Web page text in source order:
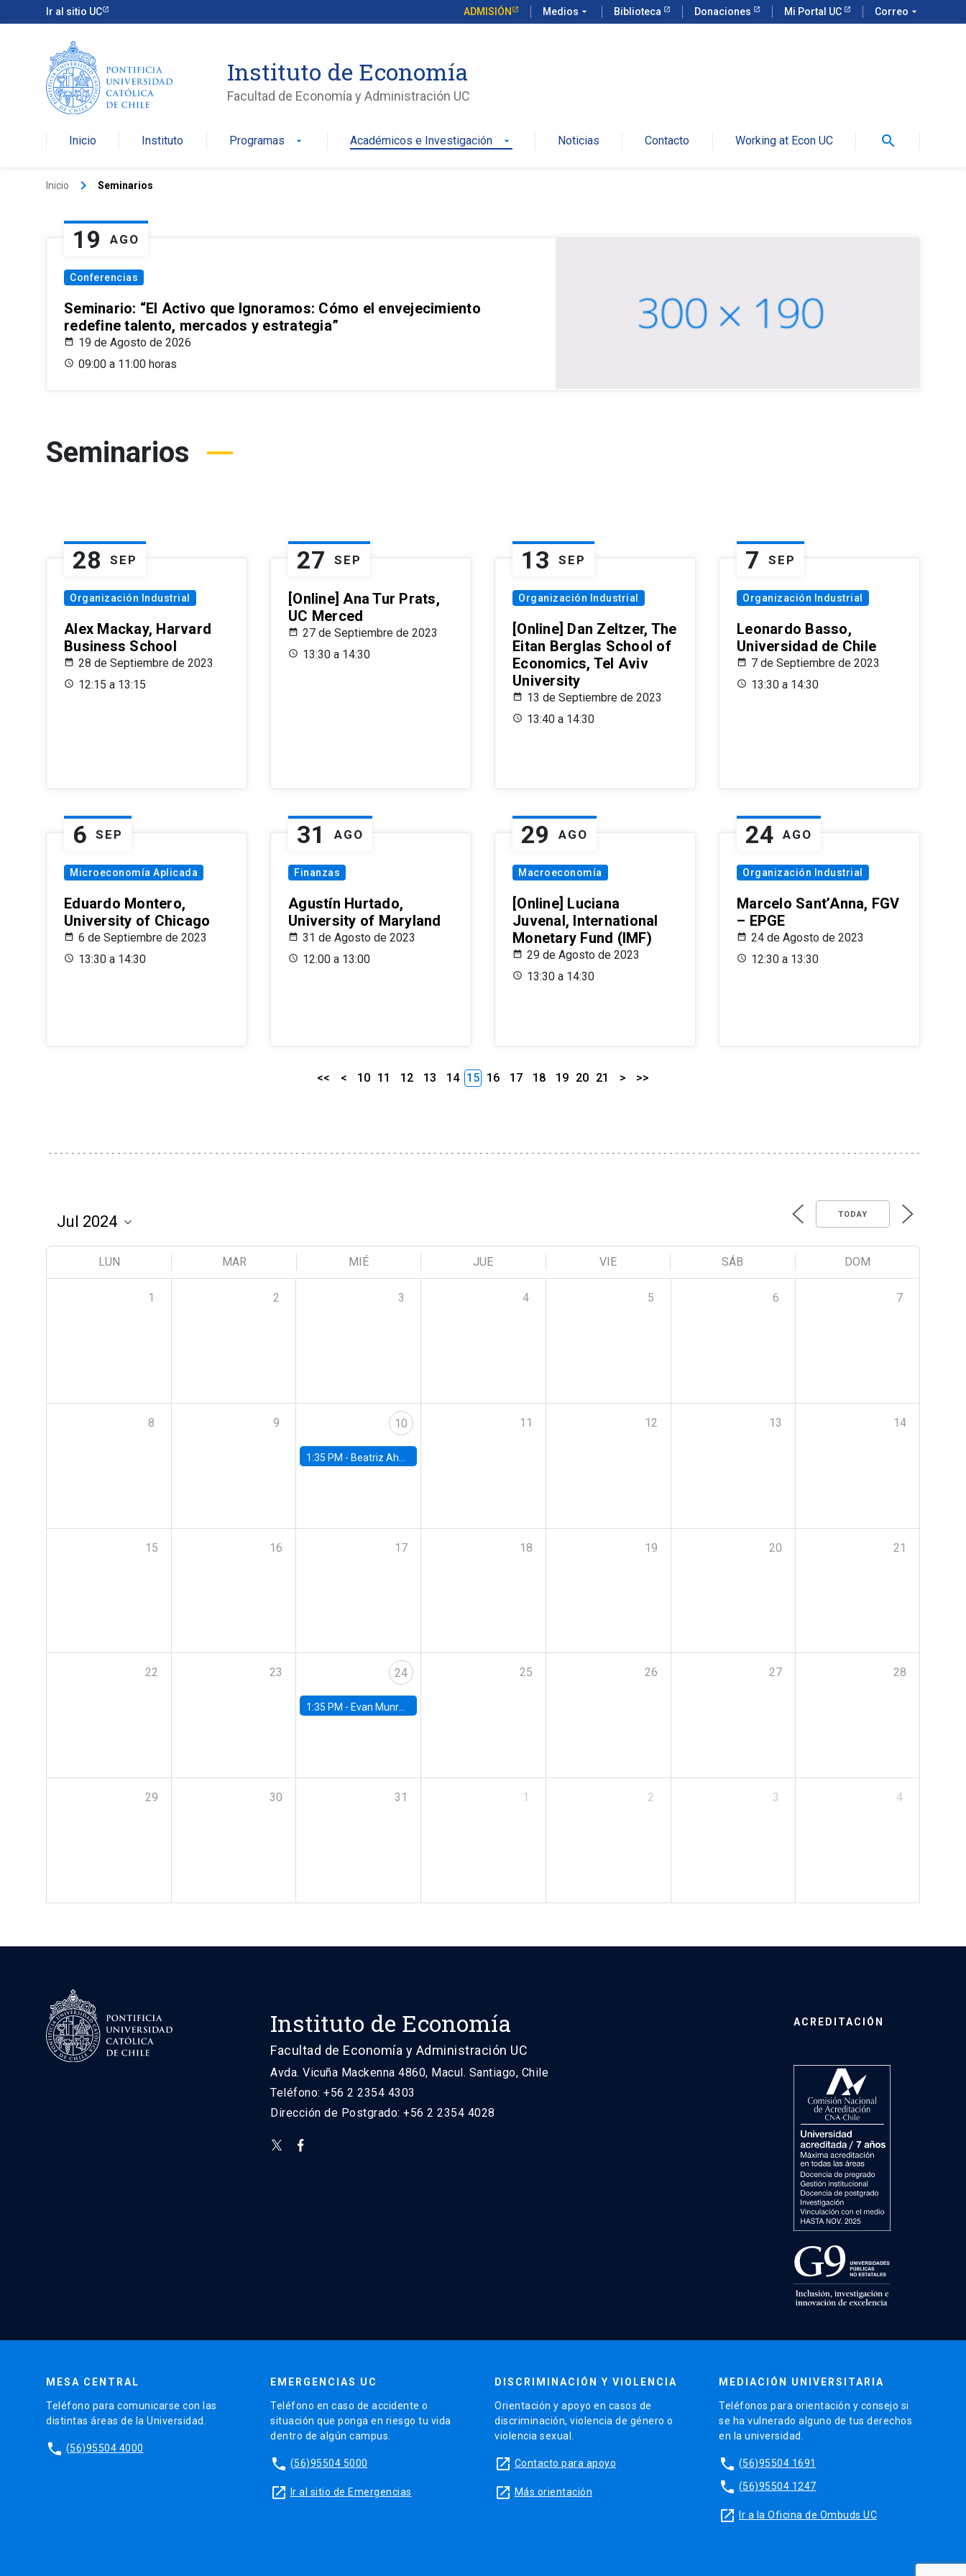
Ir al sitio UC ADMISIÓN Medios arrow_drop_down Biblioteca Donaciones Mi Portal UC Correo arrow_drop_down
Instituto de Economía
Facultad de Economía y Administración UC
Inicio Instituto Programas arrow_drop_down Académicos e Investigación arrow_drop_down Noticias Contacto Working at Econ UC search
Inicio keyboard_arrow_right Seminarios
19 AGO
Conferencias
Seminario: “El Activo que Ignoramos: Cómo el envejecimiento
redefine talento, mercados y estrategia”
19 de Agosto de 2026
09:00 a 11:00 horas
Seminarios
28 SEP
Organización Industrial
Alex Mackay, Harvard
Business School
28 de Septiembre de 2023
12:15 a 13:15
27 SEP
[Online] Ana Tur Prats,
UC Merced
27 de Septiembre de 2023
13:30 a 14:30
13 SEP
Organización Industrial
[Online] Dan Zeltzer, The
Eitan Berglas School of
Economics, Tel Aviv
University
13 de Septiembre de 2023
13:40 a 14:30
7 SEP
Organización Industrial
Leonardo Basso,
Universidad de Chile
7 de Septiembre de 2023
13:30 a 14:30
6 SEP
Microeconomía Aplicada
Eduardo Montero,
University of Chicago
6 de Septiembre de 2023
13:30 a 14:30
31 AGO
Finanzas
Agustín Hurtado,
University of Maryland
31 de Agosto de 2023
12:00 a 13:00
29 AGO
Macroeconomía
[Online] Luciana
Juvenal, International
Monetary Fund (IMF)
29 de Agosto de 2023
13:30 a 14:30
24 AGO
Organización Industrial
Marcelo Sant’Anna, FGV
– EPGE
24 de Agosto de 2023
12:30 a 13:30
<< < 10 11 12 13 14 15 16 17 18 19 20 21 > >>
TODAY
LUN MAR MIÉ JUE VIE SÁB DOM
1 2 3 4 5 6 7
8 9 10
1:35 PM - Beatriz Ahumada, PhD candidate, Universidad de Pittsburgh
11 12 13 14
15 16 17 18 19 20 21
22 23 24
1:35 PM - Evan Munro, Neyman Visiting Assistant Professor in the Department of Statistics at UC Berkeley
25 26 27 28
29 30 31 1 2 3 4
Instituto de Economía
Facultad de Economía y Administración UC
Avda. Vicuña Mackenna 4860, Macul. Santiago, Chile
Teléfono: +56 2 2354 4303
Dirección de Postgrado: +56 2 2354 4028
ACREDITACIÓN
MESA CENTRAL
Teléfono para comunicarse con las
distintas áreas de la Universidad.
phone (56)95504 4000
EMERGENCIAS UC
Teléfono en caso de accidente o
situación que ponga en riesgo tu vida
dentro de algún campus.
phone (56)95504 5000
launch Ir al sitio de Emergencias
DISCRIMINACIÓN Y VIOLENCIA
Orientación y apoyo en casos de
discriminación, violencia de género o
violencia sexual.
launch Contacto para apoyo
launch Más orientación
MEDIACIÓN UNIVERSITARIA
Teléfonos para orientación y consejo si
se ha vulnerado alguno de tus derechos
en la universidad.
phone (56)95504 1691
phone (56)95504 1247
launch Ir a la Oficina de Ombuds UC